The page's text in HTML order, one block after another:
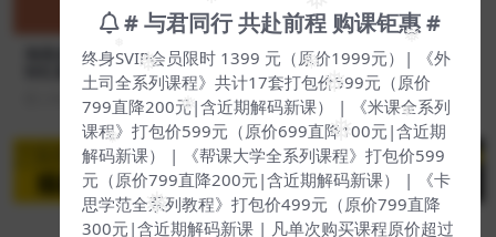
❅ ❅
❅
❅
❅
❅
❅
❅
❅
海燕老师·2024手把手教你玩
转红薯店铺【Bg-0022】
14 68
# 与君同行 共赴前程 购课钜惠 #
终身SVIP会员限时 1399 元（原价1999元）| 《外
土司全系列课程》共计17套打包价599元（原价
799直降200元|含近期解码新课） | 《米课全系列
课程》打包价599元（原价699直降100元|含近期
解码新课） | 《帮课大学全系列课程》打包价599
元（原价799直降200元|含近期解码新课） | 《卡
思学范全系列教程》打包价499元（原价799直降
300元|含近期解码新课 | 凡单次购买课程原价超过